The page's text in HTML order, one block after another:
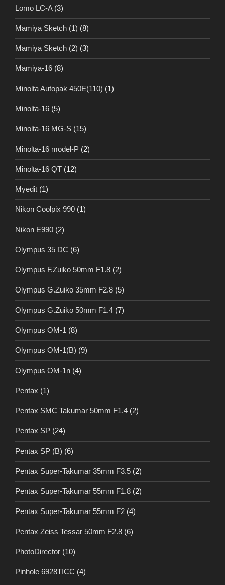
Lomo LC-A(3)
Mamiya Sketch (1) (8)
Mamiya Sketch (2) (3)
Mamiya-16 (8)
Minolta Autopak 450E(110) (1)
Minolta-16 (5)
Minolta-16 MG-S (15)
Minolta-16 model-P (2)
Minolta-16 QT (12)
Myedit (1)
Nikon Coolpix 990 (1)
Nikon E990 (2)
Olympus 35 DC (6)
Olympus F.Zuiko 50mm F1.8 (2)
Olympus G.Zuiko 35mm F2.8 (5)
Olympus G.Zuiko 50mm F1.4 (7)
Olympus OM-1 (8)
Olympus OM-1(B) (9)
Olympus OM-1n (4)
Pentax (1)
Pentax SMC Takumar 50mm F1.4 (2)
Pentax SP (24)
Pentax SP (B) (6)
Pentax Super-Takumar 35mm F3.5 (2)
Pentax Super-Takumar 55mm F1.8 (2)
Pentax Super-Takumar 55mm F2 (4)
Pentax Zeiss Tessar 50mm F2.8 (6)
PhotoDirector (10)
Pinhole 6928TICC (4)